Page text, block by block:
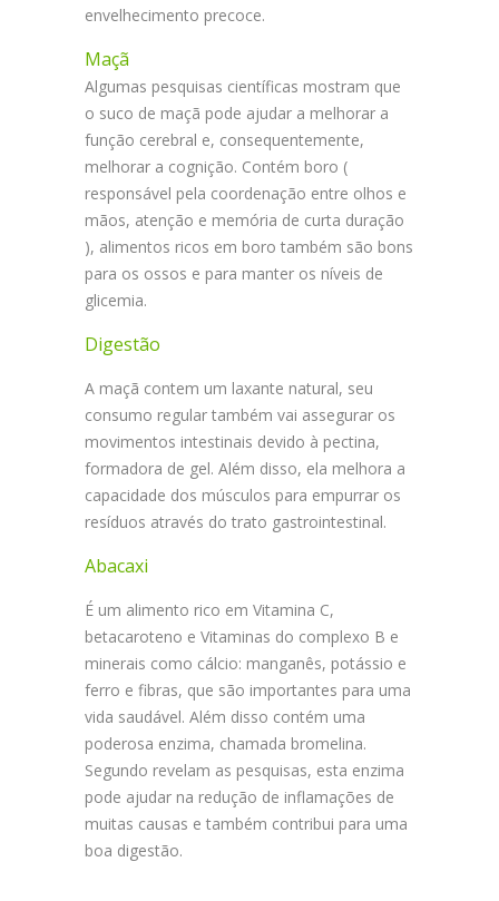
envelhecimento precoce.
Maçã
Algumas pesquisas científicas mostram que
o suco de maçã pode ajudar a melhorar a
função cerebral e, consequentemente,
melhorar a cognição. Contém boro (
responsável pela coordenação entre olhos e
mãos, atenção e memória de curta duração
), alimentos ricos em boro também são bons
para os ossos e para manter os níveis de
glicemia.
Digestão
A maçã contem um laxante natural, seu
consumo regular também vai assegurar os
movimentos intestinais devido à pectina,
formadora de gel. Além disso, ela melhora a
capacidade dos músculos para empurrar os
resíduos através do trato gastrointestinal.
Abacaxi
É um alimento rico em Vitamina C,
betacaroteno e Vitaminas do complexo B e
minerais como cálcio: manganês, potássio e
ferro e fibras, que são importantes para uma
vida saudável. Além disso contém uma
poderosa enzima, chamada bromelina.
Segundo revelam as pesquisas, esta enzima
pode ajudar na redução de inflamações de
muitas causas e também contribui para uma
boa digestão.